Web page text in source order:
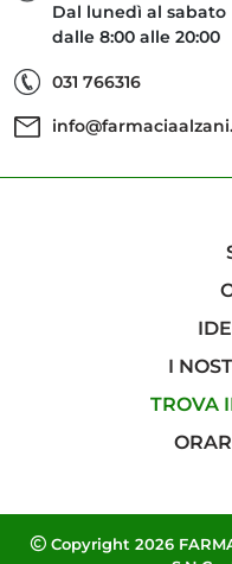
Dal lunedì al sabato
dalle 8:00 alle 20:00
031 766316
I
TROVA
Copyright 2026